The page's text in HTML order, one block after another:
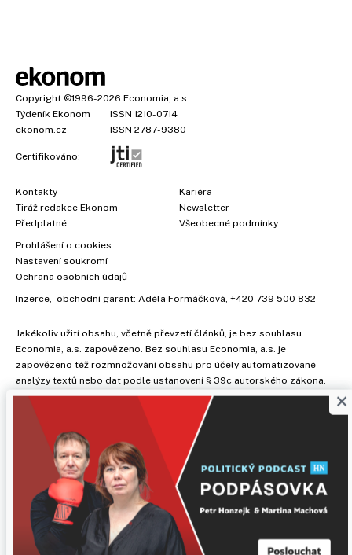
Copyright ©1996-2026 Economia, a.s.
Týdeník Ekonom
ISSN 1210-0714
ekonom.cz
ISSN 2787-9380
Certifikováno:
Kontakty
Tiráž redakce Ekonom
Předplatné
Kariéra
Newsletter
Všeobecné podmínky
Prohlášení o cookies
Nastavení soukromí
Ochrana osobních údajů
Inzerce, obchodní garant: Adéla Formáčková, +420 739 500 832
Jakékoliv užití obsahu, včetně převzetí článků, je bez souhlasu
Economia, a.s. zapovězeno. Bez souhlasu Economia, a.s. je
zapovězeno též rozmnožování obsahu pro účely automatizované
analýzy textů nebo dat podle ustanovení § 39c autorského zákona.
×